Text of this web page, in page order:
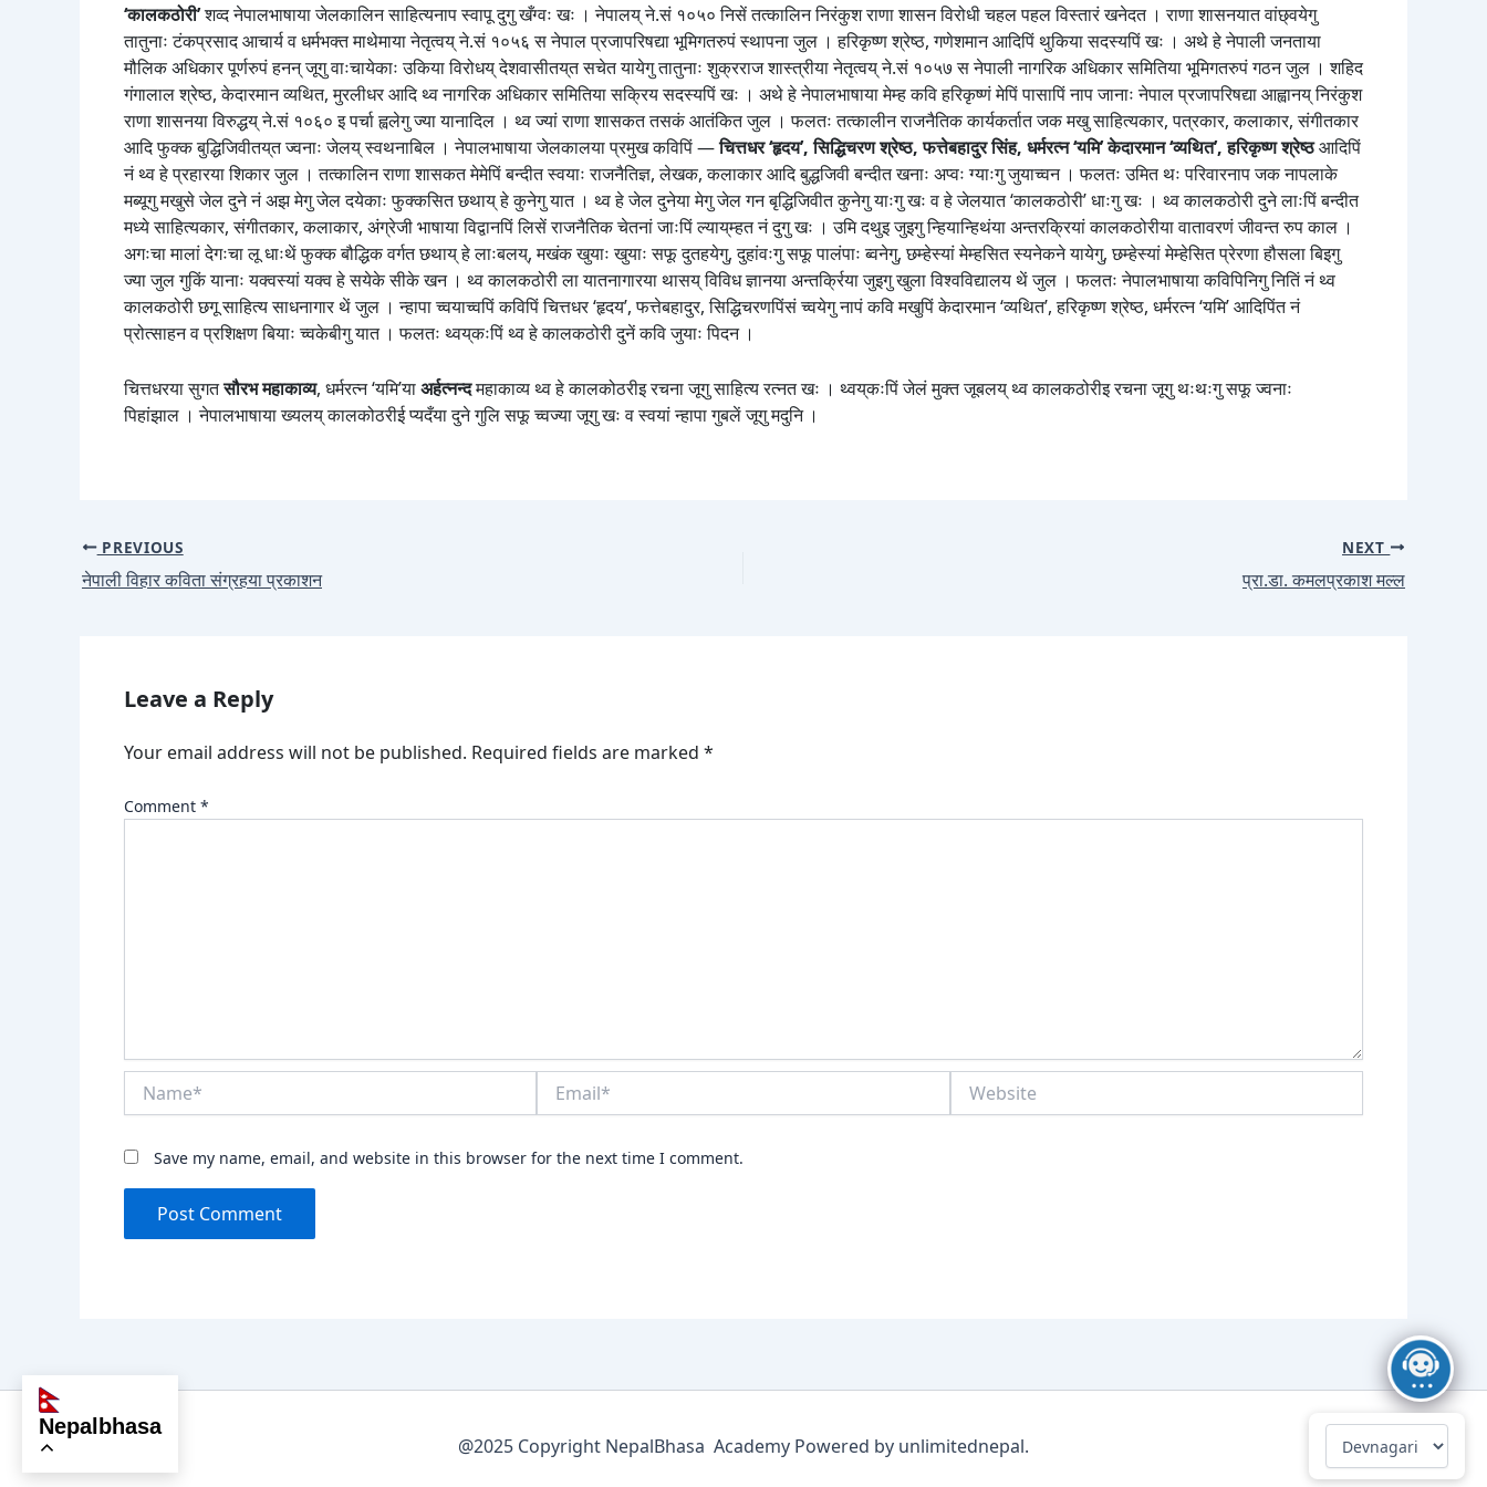
‘कालकठोरी’शव्द नेपालभाषाया जेलकालिन साहित्यनाप स्वापू दुगु खँग्वः खः । नेपालय् ने.सं १०५० निसें तत्कालिन निरंकुश राणा शासन विरोधी चहल पहल विस्तारं खनेदत । राणा शासनयात वांछ्वयेगु
तातुनाः टंकप्रसाद आचार्य व धर्मभक्त माथेमाया नेतृत्वय् ने.सं १०५६ स नेपाल प्रजापरिषद्या भूमिगतरुपं स्थापना जुल । हरिकृष्ण श्रेष्ठ, गणेशमान आदिपिं थुकिया सदस्यपिं खः । अथे हे नेपाली जनताया
मौलिक अधिकार पूर्णरुपं हनन् जूगु वाःचायेकाः उकिया विरोधय् देशवासीतय्‌त सचेत यायेगु तातुनाः शुक्रराज शास्त्रीया नेतृत्वय् ने.सं १०५७ स नेपाली नागरिक अधिकार समितिया भूमिगतरुपं गठन जुल । शहिद
गंगालाल श्रेष्ठ, केदारमान व्यथित, मुरलीधर आदि थ्व नागरिक अधिकार समितिया सक्रिय सदस्यपिं खः । अथे हे नेपालभाषाया मेम्ह कवि हरिकृष्णं मेपिं पासापिं नाप जानाः नेपाल प्रजापरिषद्या आह्वानय् निरंकुश
राणा शासनया विरुद्धय् ने.सं १०६० इ पर्चा ह्वलेगु ज्या यानादिल । थ्व ज्यां राणा शासकत तसकं आतंकित जुल । फलतः तत्कालीन राजनैतिक कार्यकर्तात जक मखु साहित्यकार, पत्रकार, कलाकार, संगीतकार
आदि फुक्क बुद्धिजिवीतय्‌त ज्वनाः जेलय् स्वथनाबिल । नेपालभाषाया जेलकालया प्रमुख कविपिं —चित्तधर ‘हृदय’, सिद्धिचरण श्रेष्ठ, फत्तेबहादुर सिंह, धर्मरत्न ‘यमि’ केदारमान ‘व्यथित’, हरिकृष्ण श्रेष्ठआदिपिं
नं थ्व हे प्रहारया शिकार जुल । तत्कालिन राणा शासकत मेमेपिं बन्दीत स्वयाः राजनैतिज्ञ, लेखक, कलाकार आदि बुद्धजिवी बन्दीत खनाः अप्वः ग्याःगु जुयाच्वन । फलतः उमित थः परिवारनाप जक नापलाके
मब्यूगु मखुसे जेल दुने नं अझ मेगु जेल दयेकाः फुक्कसित छथाय् हे कुनेगु यात । थ्व हे जेल दुनेया मेगु जेल गन बृद्धिजिवीत कुनेगु याःगु खः व हे जेलयात ‘कालकठोरी’ धाःगु खः । थ्व कालकठोरी दुने लाःपिं बन्दीत
मध्ये साहित्यकार, संगीतकार, कलाकार, अंग्रेजी भाषाया विद्वानपिं लिसें राजनैतिक चेतनां जाःपिं ल्याय्‌म्हत नं दुगु खः । उमि दथुइ जुइगु न्हियान्हिथंया अन्तरक्रियां कालकठोरीया वातावरणं जीवन्त रुप काल ।
अगःचा मालां देगःचा लू धाःथें फुक्क बौद्धिक वर्गत छथाय् हे लाःबलय्, मखंक खुयाः खुयाः सफू दुतहयेगु, दुहांवःगु सफू पालंपाः ब्वनेगु, छम्हेस्यां मेम्हसित स्यनेकने यायेगु, छम्हेस्यां मेम्हेसित प्रेरणा हौसला बिइगु
ज्या जुल गुकिं यानाः यक्वस्यां यक्व हे सयेके सीके खन । थ्व कालकठोरी ला यातनागारया थासय् विविध ज्ञानया अन्तर्क्रिया जुइगु खुला विश्वविद्यालय थें जुल । फलतः नेपालभाषाया कविपिनिगु नितिं नं थ्व
कालकठोरी छगू साहित्य साधनागार थें जुल । न्हापा च्वयाच्वपिं कविपिं चित्तधर ‘हृदय’, फत्तेबहादुर, सिद्धिचरणपिंसं च्वयेगु नापं कवि मखुपिं केदारमान ‘व्यथित’, हरिकृष्ण श्रेष्ठ, धर्मरत्न ‘यमि’ आदिपिंत नं
प्रोत्साहन व प्रशिक्षण बियाः च्वकेबीगु यात । फलतः थ्वय्‌कःपिं थ्व हे कालकठोरी दुनें कवि जुयाः पिदन ।
चित्तधरया सुगतसौरभ महाकाव्य, धर्मरत्न ‘यमि’याअर्हत्नन्दमहाकाव्य थ्व हे कालकोठरीइ रचना जूगु साहित्य रत्नत खः । थ्वय्‌कःपिं जेलं मुक्त जूबलय् थ्व कालकठोरीइ रचना जूगु थःथःगु सफू ज्वनाः
पिहांझाल । नेपालभाषाया ख्यलय् कालकोठरीई प्यदँया दुने गुलि सफू च्वज्या जूगु खः व स्वयां न्हापा गुबलें जूगु मदुनि ।
PREVIOUS
नेपाली विहार कविता संग्रहया प्रकाशन
NEXT
प्रा.डा. कमलप्रकाश मल्ल
Leave a Reply
Your email address will not be published. Required fields are marked *
Comment *
Save my name, email, and website in this browser for the next time I comment.
@2025 Copyright NepalBhasa Academy Powered by unlimitednepal.
nepalbhasa